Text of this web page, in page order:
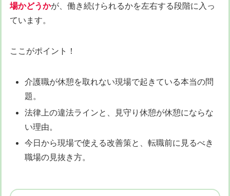
場かどうかが、働き続けられるかを左右する段階に入っ
ています。
ここがポイント！
介護職が休憩を取れない現場で起きている本当の問
題。
法律上の違法ラインと、見守り休憩が休憩にならな
い理由。
今日から現場で使える改善策と、転職前に見るべき
職場の見抜き方。